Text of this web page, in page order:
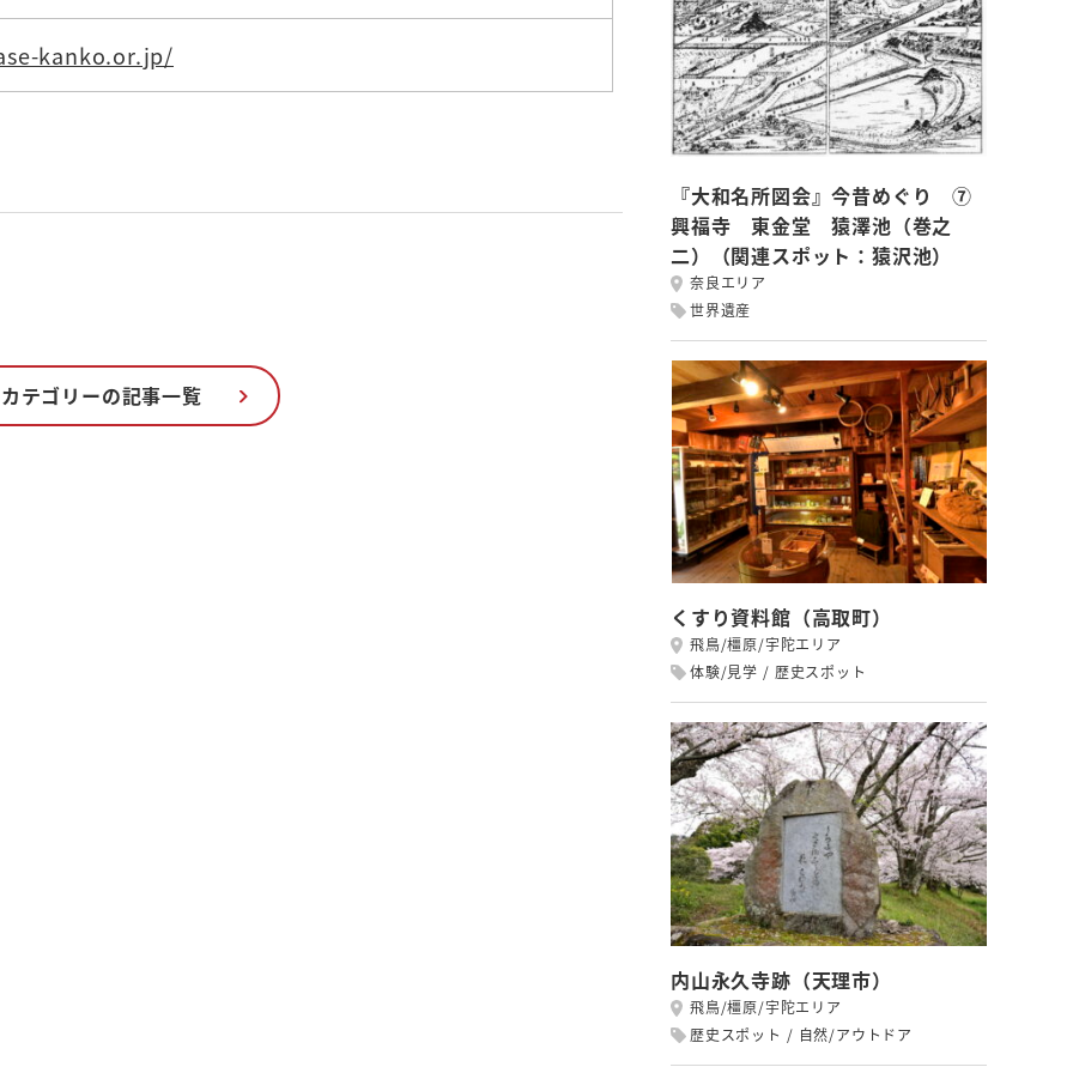
kanko.or.jp/
テゴリーの記事一覧
『大和名所図会』今昔めぐり ⑦
興福寺 東金堂 猿澤池（巻之
二）（関連スポット：猿沢池）
奈良エリア
世界遺産
くすり資料館（高取町）
飛鳥/橿原/宇陀エリア
体験/見学
歴史スポット
内山永久寺跡（天理市）
飛鳥/橿原/宇陀エリア
歴史スポット
自然/アウトドア